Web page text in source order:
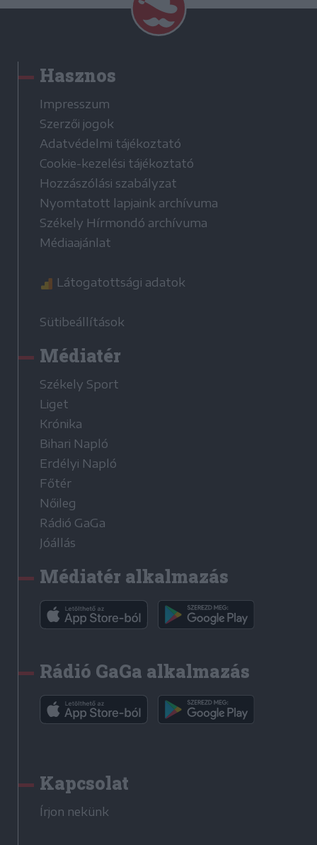
Hasznos
Impresszum
Szerzői jogok
Adatvédelmi tájékoztató
Cookie-kezelési tájékoztató
Hozzászólási szabályzat
Nyomtatott lapjaink archívuma
Székely Hírmondó archívuma
Médiaajánlat
Látogatottsági adatok
Sütibeállítások
Médiatér
Székely Sport
Liget
Krónika
Bihari Napló
Erdélyi Napló
Főtér
Nőileg
Rádió GaGa
Jóállás
Médiatér alkalmazás
Rádió GaGa alkalmazás
Kapcsolat
Írjon nekünk